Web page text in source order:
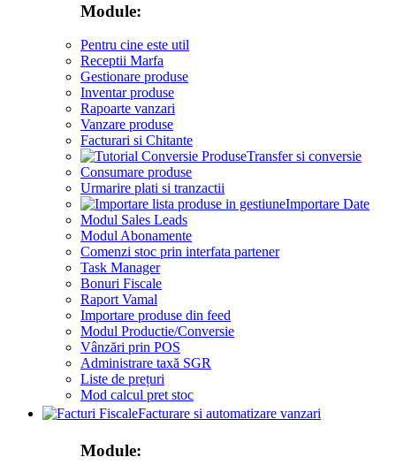
Module:
Pentru cine este util
Receptii Marfa
Gestionare produse
Inventar produse
Rapoarte vanzari
Vanzare produse
Facturari si Chitante
Transfer si conversie
Consumare produse
Urmarire plati si tranzactii
Importare Date
Modul Sales Leads
Modul Abonamente
Comenzi stoc prin interfata partener
Task Manager
Bonuri Fiscale
Raport Vamal
Importare produse din feed
Modul Productie/Conversie
Vânzări prin POS
Administrare taxă SGR
Liste de prețuri
Mod calcul pret stoc
Facturare si automatizare vanzari
Module: